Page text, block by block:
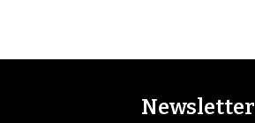
Newsletter